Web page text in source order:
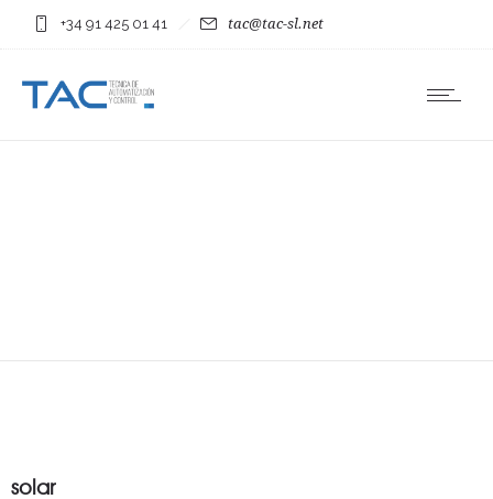
+34 91 425 01 41 tac@tac-sl.net
solar